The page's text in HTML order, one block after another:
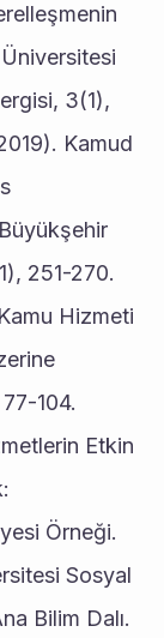
Üniversitesi
3(1),
Kamud
251-270.
Hizmeti
104.
Etkin
Örneği.
Sosyal
Bilim Dalı.